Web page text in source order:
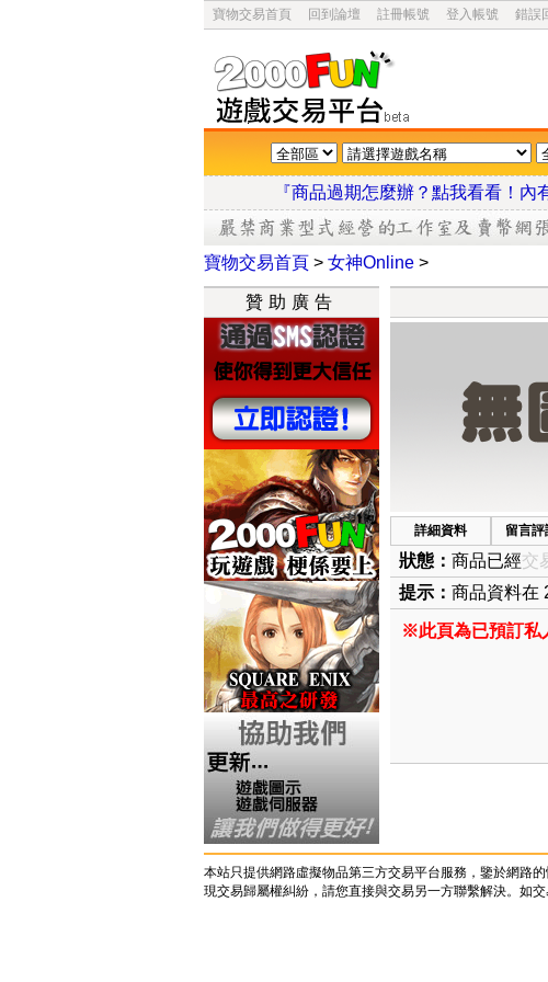
寶物交易首頁 回到論壇 註冊帳號 登入帳號 錯誤
『商品過期怎麼辦？點我看看
寶物交易首頁> 女神Online>
贊助廣告
詳細資料 留言評
狀態： 商品已經交
提示： 商品資料在
※此頁為已預訂私
本站只提供網路虛擬物品第三方交易平台服務，鑒於網路
現交易歸屬權糾紛，請您直接與交易另一方聯繫解決。如